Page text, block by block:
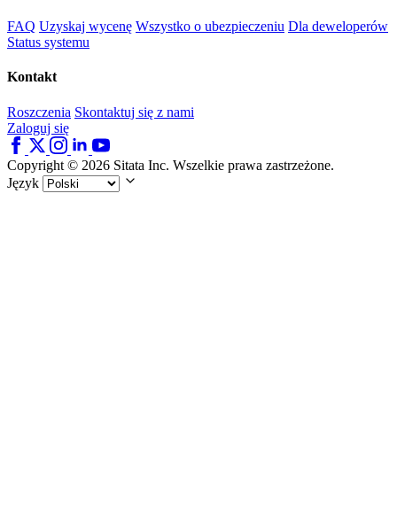
FAQ Uzyskaj wycenę Wszystko o ubezpieczeniu Dla deweloperów
Status systemu
Kontakt
Roszczenia Skontaktuj się z nami
Zaloguj się
Copyright © 2026 Sitata Inc. Wszelkie prawa zastrzeżone.
Język